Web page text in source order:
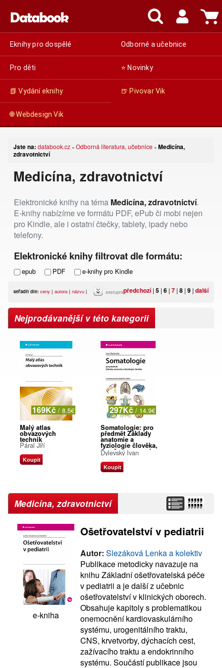
Eknihy pro dospělé Odborné a učebnice
Pro děti ⭐ Novinky
📗 Vydání eknihy 🍺 Pivovar Vik
🌐 Webdesign Vik
Jste na: databook.cz » Odborná literatura, učebnice » Medicína,
zdravotnictví
Medicína, zdravotnictví
Elektronické knihy na téma Medicína, zdravotnictví.
E-knihy nabízíme ve formátu PDF, ePub či mobi nejen
pro Kindle, ale i ostatní čtečky, tablety, ipady nebo
telefony.
Elektronické knihy filtrovat dle formátu:
epub PDF e-knihy pro Kindle
předchozí| 5 | 6 | 7 | 8 | 9 | další
seřadit dle: ceny | autora | názvu | sestupně
Nejprodávanější v této kategorii
169Kč / 8.5€
Malý atlas
obvazových
technik
Páral Jiří
Koupit
297Kč / 14.9€
Somatologie: pro
předmět Základy
anatomie a
fyziologie člověka,
3., přepracované a
doplněné vydání
Dylevský Ivan
Koupit
Medicína, zdravotnictví
e-kniha
Ošetřovatelství v pediatrii
Autor: Slezáková Lenka a kolektiv
Publikace metodicky navazuje na
knihu Základní ošetřovatelská péče
v pediatrii a je další z učebnic
ošetřovatelství v klinických oborech.
Obsahuje kapitoly s problematikou
onemocnění kardiovaskulárního
systému, urogenitálního traktu,
CNS, krvetvorby, dýchacích cest,
zažívacího traktu a endokrinního
systému. Součástí publikace jsou